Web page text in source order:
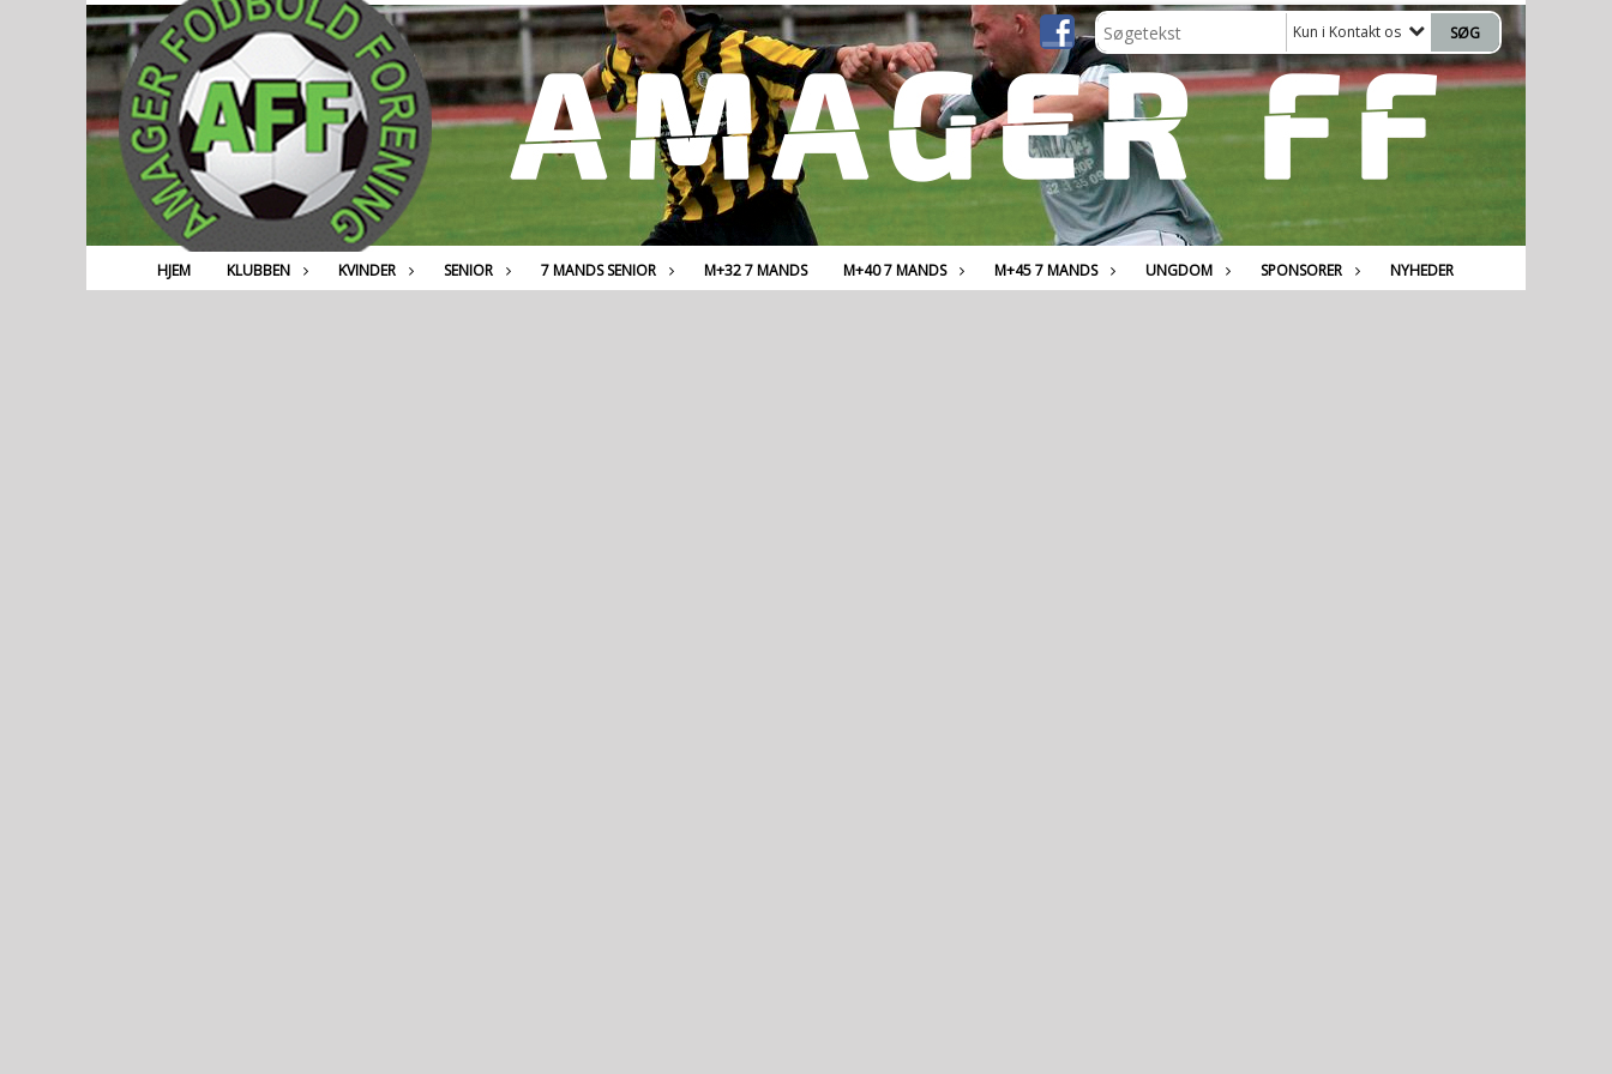
Kun i Kontakt os
HJEM KLUBBEN KVINDER SENIOR 7 MANDS SENIOR M+32 7 MANDS M+40 7 MANDS M+45 7 MANDS UNGDOM SPONSORER NYHEDER